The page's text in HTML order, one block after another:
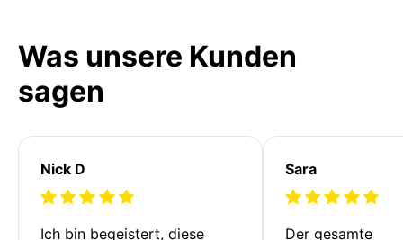
Was unsere Kunden
sagen
Nick D
Ich bin begeistert, diese
Sara
Der gesamte